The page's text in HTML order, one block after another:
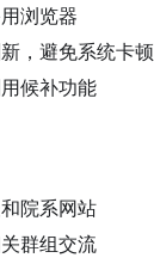
浏览器
新，避免系统卡顿
候补功能
院系网站
群组交流